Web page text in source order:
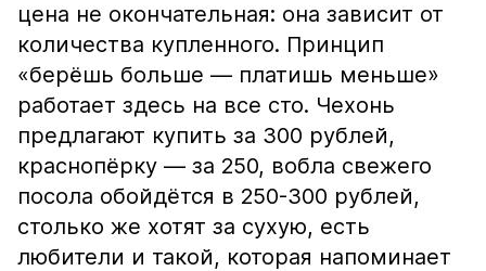
цена не окончательная: она зависит от
количества купленного. Принцип
«берёшь больше — платишь меньше»
работает здесь на все сто. Чехонь
предлагают купить за 300 рублей,
краснопёрку — за 250, вобла свежего
посола обойдётся в 250-300 рублей,
столько же хотят за сухую, есть
любители и такой, которая напоминает